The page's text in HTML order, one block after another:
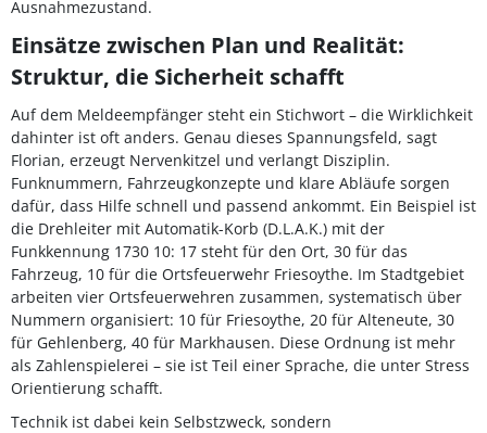
Ausnahmezustand.
Einsätze zwischen Plan und Realität:
Struktur, die Sicherheit schafft
Auf dem Meldeempfänger steht ein Stichwort – die Wirklichkeit
dahinter ist oft anders. Genau dieses Spannungsfeld, sagt
Florian, erzeugt Nervenkitzel und verlangt Disziplin.
Funknummern, Fahrzeugkonzepte und klare Abläufe sorgen
dafür, dass Hilfe schnell und passend ankommt. Ein Beispiel ist
die Drehleiter mit Automatik-Korb (D.L.A.K.) mit der
Funkkennung 1730 10: 17 steht für den Ort, 30 für das
Fahrzeug, 10 für die Ortsfeuerwehr Friesoythe. Im Stadtgebiet
arbeiten vier Ortsfeuerwehren zusammen, systematisch über
Nummern organisiert: 10 für Friesoythe, 20 für Alteneute, 30
für Gehlenberg, 40 für Markhausen. Diese Ordnung ist mehr
als Zahlenspielerei – sie ist Teil einer Sprache, die unter Stress
Orientierung schafft.
Technik ist dabei kein Selbstzweck, sondern